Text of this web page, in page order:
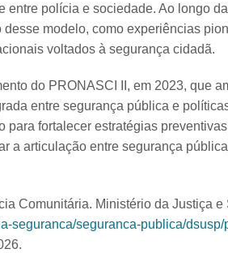
polícia e sociedade. Ao longo
modelo, como experiências
voltados à segurança cidadã.
do PRONASCI II, em 2023, que
entre segurança pública e
fortalecer estratégias
a articulação entre segurança
Comunitária. Ministério da Justiça
seguranca/seguranca-publica/